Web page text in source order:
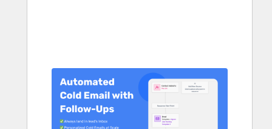
przeglądać
inne
elementy